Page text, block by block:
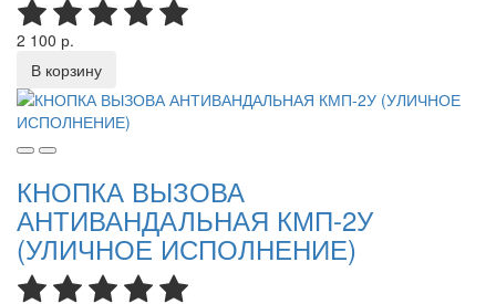
2 100 р.
В корзину
КНОПКА ВЫЗОВА
АНТИВАНДАЛЬНАЯ КМП-2У
(УЛИЧНОЕ ИСПОЛНЕНИЕ)